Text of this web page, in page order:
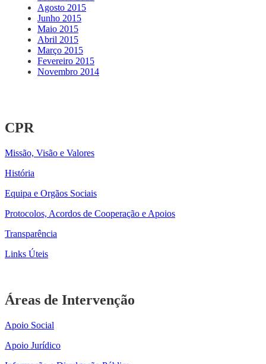
Agosto 2015
Junho 2015
Maio 2015
Abril 2015
Março 2015
Fevereiro 2015
Novembro 2014
CPR
Missão, Visão e Valores
História
Equipa e Orgãos Sociais
Protocolos, Acordos de Cooperação e Apoios
Transparência
Links Úteis
Áreas de Intervenção
Apoio Social
Apoio Jurídico